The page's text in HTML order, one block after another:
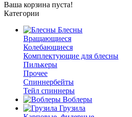
Ваша корзина пуста!
Категории
Блесны
Вращающиеся
Колебающиеся
Комплектующие для блесны
Пилькеры
Прочее
Спиннербейты
Тейл спиннеры
Воблеры
Грузила